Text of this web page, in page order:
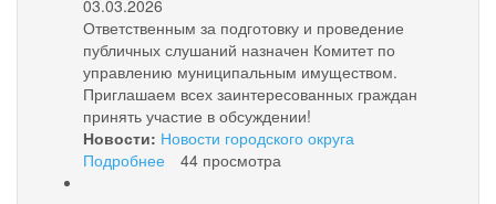
03.03.2026
Ответственным за подготовку и проведение
публичных слушаний назначен Комитет по
управлению муниципальным имуществом.
Приглашаем всех заинтересованных граждан
принять участие в обсуждении!
Новости: Новости городского округа
Подробнее
44 просмотра